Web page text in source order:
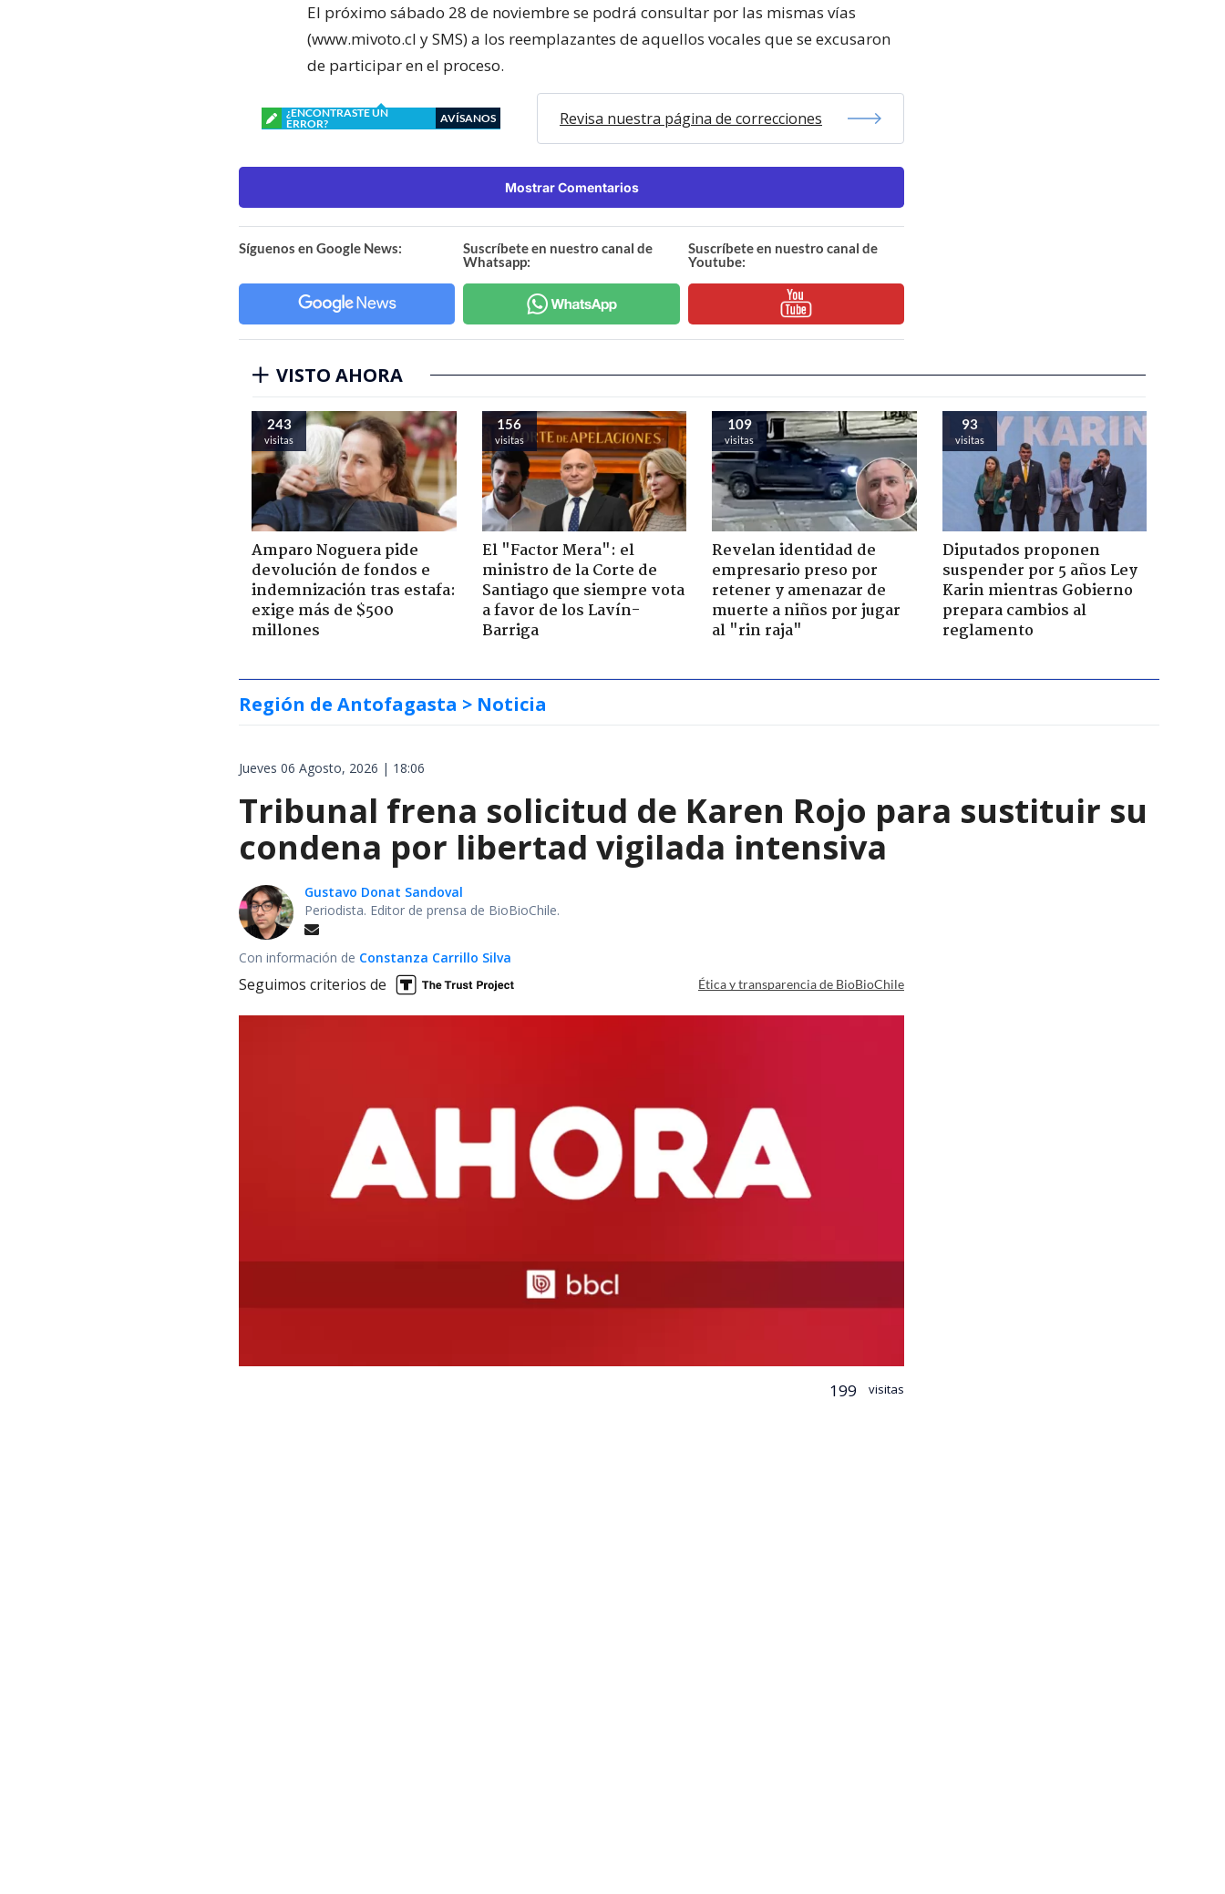
El próximo sábado 28 de noviembre se podrá consultar por las mismas vías
(www.mivoto.cl y SMS) a los reemplazantes de aquellos vocales que se excusaron
de participar en el proceso.
¿ENCONTRASTE UN
ERROR?
AVÍSANOS Revisa nuestra página de correcciones
Mostrar Comentarios
Síguenos en Google News:
Suscríbete en nuestro canal de
Whatsapp:
Suscríbete en nuestro canal de
Youtube:
VISTO AHORA
243
visitas
Amparo Noguera pide
devolución de fondos e
indemnización tras estafa:
exige más de $500
millones
156
visitas
El "Factor Mera": el
ministro de la Corte de
Santiago que siempre vota
a favor de los Lavín-
Barriga
109
visitas
Revelan identidad de
empresario preso por
retener y amenazar de
muerte a niños por jugar
al "rin raja"
93
visitas
Diputados proponen
suspender por 5 años Ley
Karin mientras Gobierno
prepara cambios al
reglamento
Región de Antofagasta > Noticia
Jueves 06 Agosto, 2026 | 18:06
Tribunal frena solicitud de Karen Rojo para sustituir su
condena por libertad vigilada intensiva
Gustavo Donat Sandoval
Periodista. Editor de prensa de BioBioChile.
Con información de Constanza Carrillo Silva
Seguimos criterios de Ética y transparencia de BioBioChile
199 visitas